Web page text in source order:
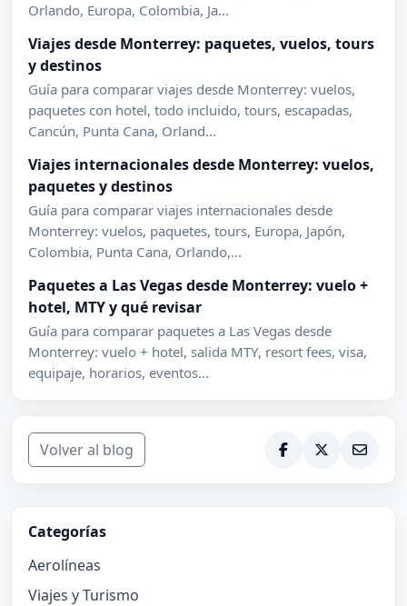
Orlando, Europa, Colombia, Ja...
Viajes desde Monterrey: paquetes, vuelos, tours
y destinos
Guía para comparar viajes desde Monterrey: vuelos,
paquetes con hotel, todo incluido, tours, escapadas,
Cancún, Punta Cana, Orland...
Viajes internacionales desde Monterrey: vuelos,
paquetes y destinos
Guía para comparar viajes internacionales desde
Monterrey: vuelos, paquetes, tours, Europa, Japón,
Colombia, Punta Cana, Orlando,...
Paquetes a Las Vegas desde Monterrey: vuelo +
hotel, MTY y qué revisar
Guía para comparar paquetes a Las Vegas desde
Monterrey: vuelo + hotel, salida MTY, resort fees, visa,
equipaje, horarios, eventos...
Volver al blog
Categorías
Aerolíneas
Viajes y Turismo